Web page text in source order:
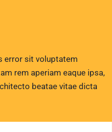
error sit voluptatem
rem aperiam eaque ipsa,
beatae vitae dicta